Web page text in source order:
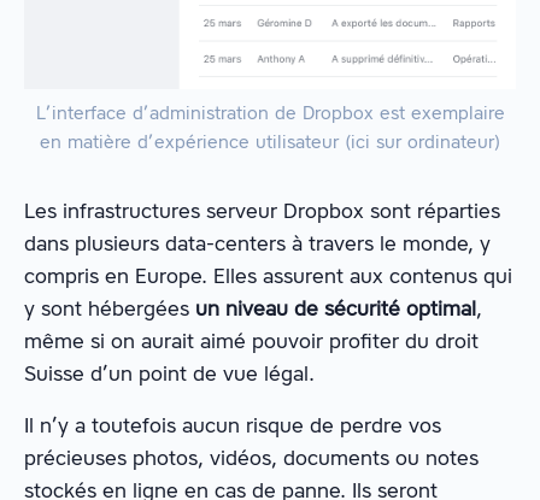
L’interface d’administration de Dropbox est exemplaire
en matière d’expérience utilisateur (ici sur ordinateur)
Les infrastructures serveur Dropbox sont réparties
dans plusieurs data-centers à travers le monde, y
compris en Europe. Elles assurent aux contenus qui
y sont hébergées un niveau de sécurité optimal,
même si on aurait aimé pouvoir profiter du droit
Suisse d’un point de vue légal.
Il n’y a toutefois aucun risque de perdre vos
précieuses photos, vidéos, documents ou notes
stockés en ligne en cas de panne. Ils seront